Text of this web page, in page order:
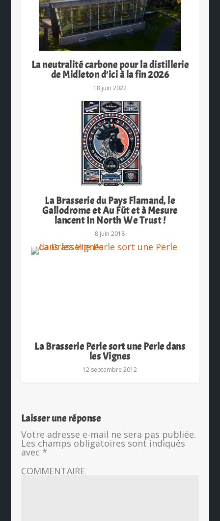
La neutralité carbone pour la distillerie
de Midleton d’ici à la fin 2026
18 juin 2022
La Brasserie du Pays Flamand, le
Gallodrome et Au Fût et à Mesure
lancent In North We Trust !
8 juin 2018
La Brasserie Perle sort une Perle dans
les Vignes
12 septembre 2012
Laisser une réponse
Votre adresse e-mail ne sera pas publiée.
Les champs obligatoires sont indiqués
avec *
COMMENTAIRE